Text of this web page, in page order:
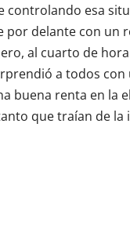
controlando esa
por delante con un
al cuarto de
a todos
buena renta en la
que traían de la